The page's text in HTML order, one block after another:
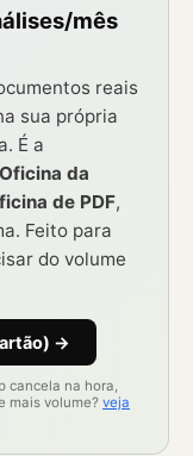
mês
reais
sua própria
É a
Oficina da
de PDF,
Feito para
do volume
→
cancela na hora,
mais volume? veja